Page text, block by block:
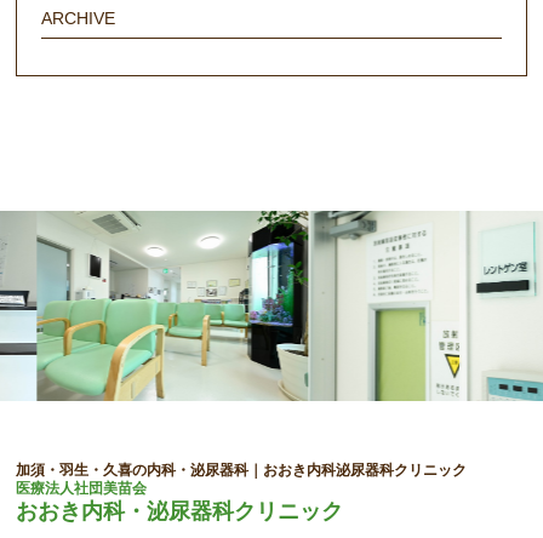
ARCHIVE
加須・羽生・久喜の内科・泌尿器科｜おおき内科泌尿器科クリニック
医療法人社団美苗会
おおき内科・泌尿器科クリニック